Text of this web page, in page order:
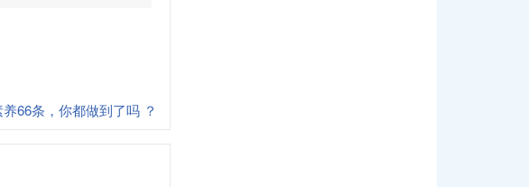
66条，你都做到了吗 ？